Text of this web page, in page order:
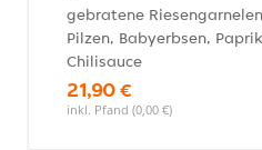
gebratene
Pilzen, Babyerbsen,
Chilisauce
21,90 €
inkl. Pfand (0,00 €)